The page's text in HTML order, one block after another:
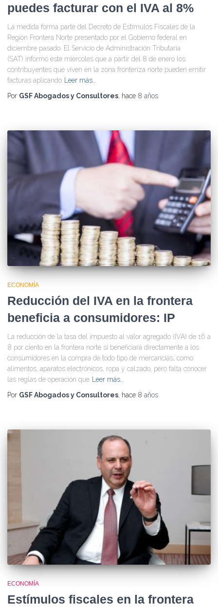
puedes facturar con el IVA al 8%
La medida forma parte del Decreto de Estímulos Fiscales de la
Región Frontera Norte presentado por el Gobierno federal en
diciembre pasado. El Servicio de Administración Tributaria
(SAT) informó este miércoles que a partir del 8 de enero los
contribuyentes que viven en la zona fronteriza norte pueden emitir
facturas aplicando
Leer más…
Por GSF Abogados y Consultores, hace 8 años
ECONOMÍA
Reducción del IVA en la frontera
beneficia a consumidores: IP
La reducción de la tasa del impuesto al valor agregado (IVA) de 16 a
8 por ciento en la frontera norte sí beneficiará directamente a los
consumidores en la compra de todo tipo de mercancías, como
alimentos, aparatos electrónicos, ropa y calzado, pero falta conocer
las reglas de operación que
Leer más…
Por GSF Abogados y Consultores, hace 8 años
ECONOMÍA
Estímulos fiscales en la frontera